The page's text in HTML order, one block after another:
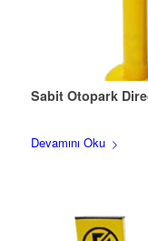
Sabit Otopark
Devamını Oku